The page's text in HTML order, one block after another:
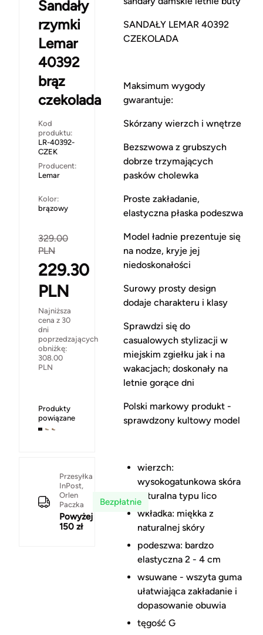
Sandały
rzymki
Lemar
40392
brąz
czekolada
Kod
produktu:
LR-40392-
CZEK
Producent:
Lemar
Kolor:
brązowy
329.00
PLN
229.30
PLN
Najniższa
cena z 30
dni
poprzedzających
obniżkę:
308.00
PLN
Produkty
powiązane
Przesyłka
InPost,
Orlen
Paczka
Powyżej
150 zł
Bezpłatnie
SANDAŁY LEMAR 40392
CZEKOLADA
Maksimum wygody
gwarantuje:
Skórzany wierzch i wnętrze
Bezszwowa z grubszych
dobrze trzymających
pasków cholewka
Proste zakładanie,
elastyczna płaska podeszwa
Model ładnie prezentuje się
na nodze, kryje jej
niedoskonałości
Surowy prosty design
dodaje charakteru i klasy
Sprawdzi się do
casualowych stylizacji w
miejskim zgiełku jak i na
wakacjach; doskonały na
letnie gorące dni
Polski markowy produkt -
sprawdzony kultowy model
wierzch:
wysokogatunkowa skóra
naturalna typu lico
wkładka: miękka z
naturalnej skóry
podeszwa: bardzo
elastyczna 2 - 4 cm
wsuwane - wszyta guma
ułatwiająca zakładanie i
dopasowanie obuwia
tęgość G